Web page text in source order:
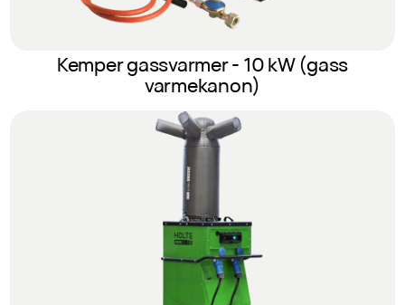
Kemper gassvarmer - 10 kW (gass
varmekanon)